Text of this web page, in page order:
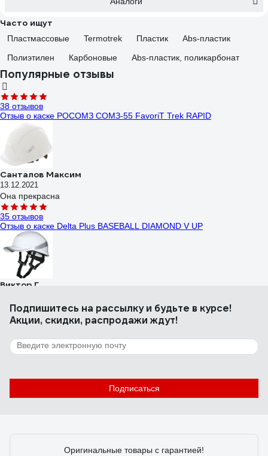
Часто ищут
Пластмассовые Termotrek Пластик
Abs-пластик
Полиэтилен
Карбоновые Abs-пластик, поликарбонат
Популярные отзывы
38 отзывов
Отзыв о каске РОСОМЗ СОМЗ-55 FavoriT Trek RAPID
Санталов Максим
13.12.2021
Она прекрасна
35 отзывов
Отзыв о каске Delta Plus BASEBALL DIAMOND V UP
Виктор Г.
Удобная , хорошо сидит на голове.
14 отзывов
Подпишитесь на рассылкуи будьте в курсе!
Акции, скидки, распродажи ждут!
Подписаться
Оригинальные товары с гарантией!